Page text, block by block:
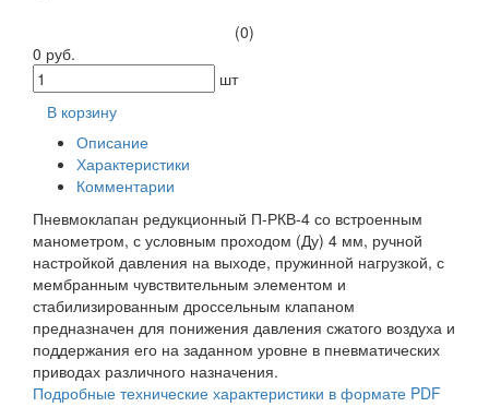
(0)
0 руб.
шт
В корзину
Описание
Характеристики
Комментарии
Пневмоклапан редукционный П-РКВ-4 со встроенным
манометром, с условным проходом (Ду) 4 мм, ручной
настройкой давления на выходе, пружинной нагрузкой, с
мембранным чувствительным элементом и
стабилизированным дроссельным клапаном
предназначен для понижения давления сжатого воздуха и
поддержания его на заданном уровне в пневматических
приводах различного назначения.
Подробные технические характеристики в формате PDF